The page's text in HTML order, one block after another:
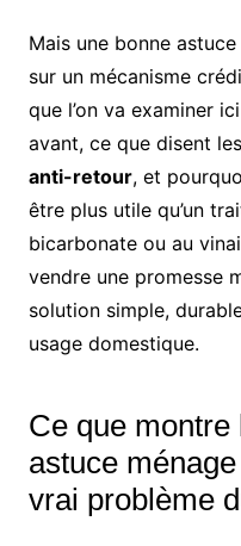
Mais une bonne
sur un mécanisme
que l’on va examiner
avant, ce que disent
anti-retour, et
être plus utile qu’un
bicarbonate ou au
vendre une promesse
solution simple,
usage domestique.
Ce que montre
astuce
vrai problème